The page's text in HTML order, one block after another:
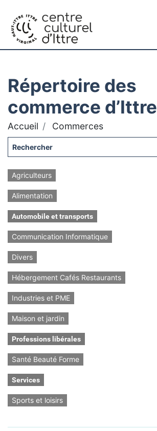
Répertoire des
commerce d’Ittre
Accueil Commerces
Agriculteurs
Alimentation
Automobile et transports
Communication Informatique
Divers
Hébergement Cafés Restaurants
Industries et PME
Maison et jardin
Professions libérales
Santé Beauté Forme
Services
Sports et loisirs